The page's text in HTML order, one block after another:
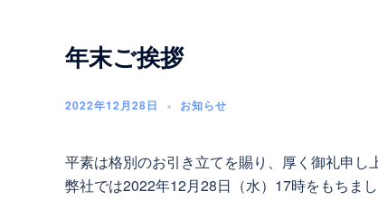
年末ご挨拶
2022年12月28日 お知らせ
平素は格別のお引き立てを賜り、厚く御礼申し
弊社では2022年12月28日（水）17時をもちま